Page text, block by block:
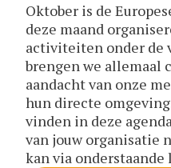
Oktober is de
deze maand
activiteiten onder de
brengen we allemaal
aandacht van onze
hun directe
vinden in deze
van jouw organisatie
kan via onderstaande